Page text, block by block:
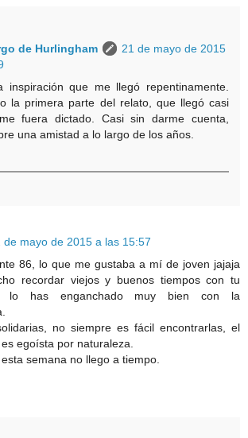
de Hurlingham
21 de mayo de 2015
inspiración que me llegó repentinamente.
la primera parte del relato, que llegó casi
fuera dictado. Casi sin darme cuenta,
una amistad a lo largo de los años.
de mayo de 2015 a las 15:57
86, lo que me gustaba a mí de joven jajaja
recordar viejos y buenos tiempos con tu
lo has enganchado muy bien con la
no siempre es fácil encontrarlas, el
egoísta por naturaleza.
semana no llego a tiempo.